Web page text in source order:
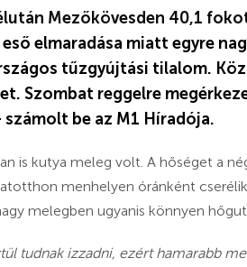
Mezőkövesden 40,1
elmaradása miatt egyre
tűzgyújtási tilalom.
Szombat reggelre
be az M1 Híradója.
is kutya meleg volt. A hőséget a
menhelyen óránként
melegben ugyanis könnyen
tudnak izzadni, ezért hamarabb